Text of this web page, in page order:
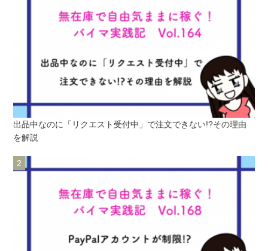
出品中なのに「リクエスト受付中」で注文できない!?その理由
を解説